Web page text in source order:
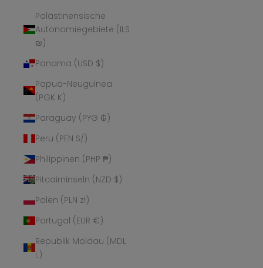
Palästinensische
Autonomiegebiete (ILS
₪)
Panama (USD $)
Papua-Neuguinea
(PGK K)
Paraguay (PYG ₲)
Peru (PEN S/)
Philippinen (PHP ₱)
Pitcairninseln (NZD $)
Polen (PLN zł)
Portugal (EUR €)
Republik Moldau (MDL
L)